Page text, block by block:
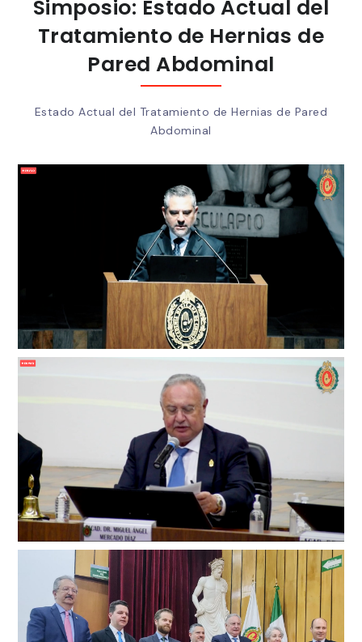
Simposio: Estado Actual del
Tratamiento de Hernias de
Pared Abdominal
Estado Actual del Tratamiento de Hernias de Pared
Abdominal